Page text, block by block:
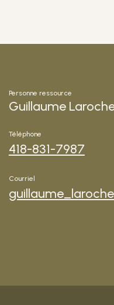
Personne ressource
Guillaume
Téléphone
418-831-7987
Courriel